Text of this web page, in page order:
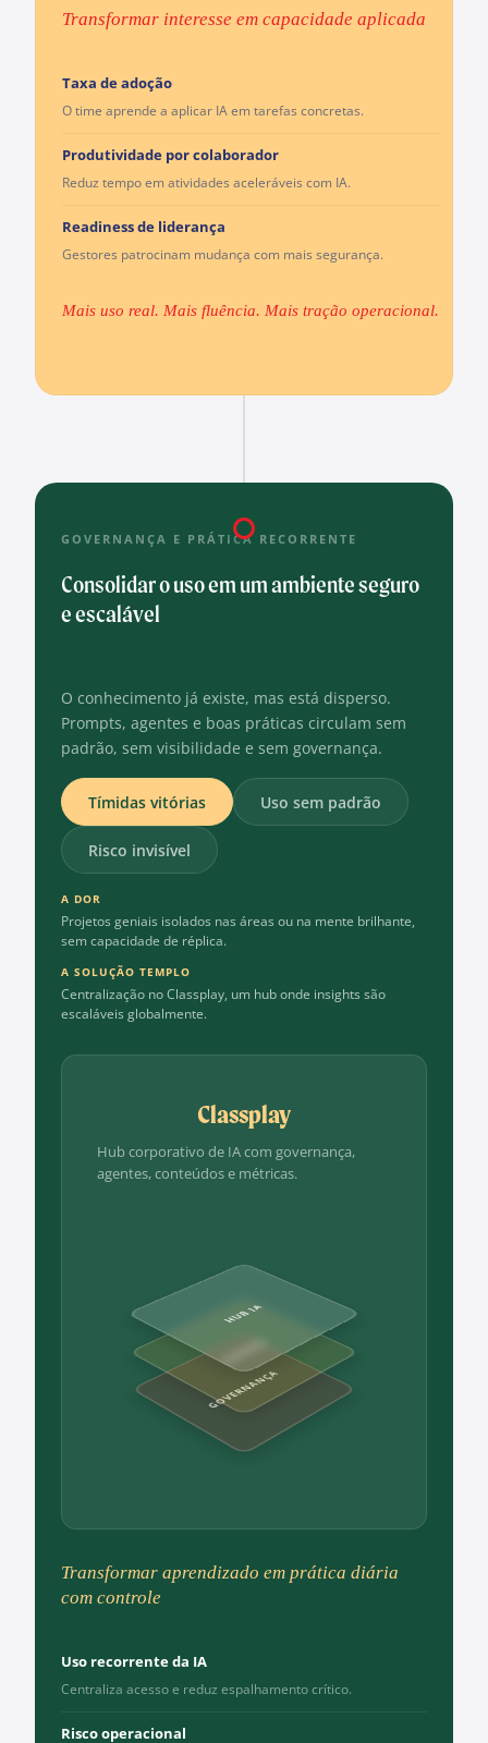
Transformar interesse em capacidade aplicada
Taxa de adoção
O time aprende a aplicar IA em tarefas concretas.
Produtividade por colaborador
Reduz tempo em atividades aceleráveis com IA.
Readiness de liderança
Gestores patrocinam mudança com mais segurança.
Mais uso real. Mais fluência. Mais tração operacional.
GOVERNANÇA E PRÁTICA RECORRENTE
Consolidar o uso em um ambiente seguro
e escalável
O conhecimento já existe, mas está disperso.
Prompts, agentes e boas práticas circulam sem
padrão, sem visibilidade e sem governança.
Tímidas vitórias Uso sem padrão
Risco invisível
A DOR
Projetos geniais isolados nas áreas ou na mente brilhante,
sem capacidade de réplica.
A SOLUÇÃO TEMPLO
Centralização no Classplay, um hub onde insights são
escaláveis globalmente.
Classplay
Hub corporativo de IA com governança,
agentes, conteúdos e métricas.
HUB IA
AGENTES
GOVERNANÇA
Transformar aprendizado em prática diária
com controle
Uso recorrente da IA
Centraliza acesso e reduz espalhamento crítico.
Risco operacional